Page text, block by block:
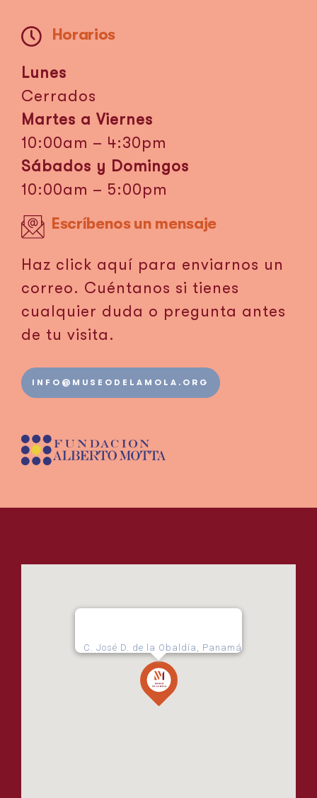
Horarios
Lunes
Cerrados
Martes a Viernes
10:00am – 4:30pm
Sábados y Domingos
10:00am – 5:00pm
Escríbenos un mensaje
Haz click aquí para enviarnos un
correo. Cuéntanos si tienes
cualquier duda o pregunta antes
de tu visita.
INFO@MUSEODELAMOLA.ORG
C. José D. de la Obaldía, Panamá